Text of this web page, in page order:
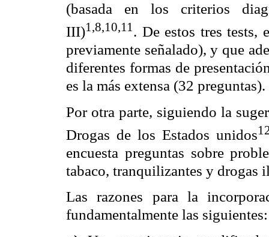
(basada en los criterios
III)1,8,10,11 . De estos tres
previamente señalado), y que
diferentes formas de
es la más extensa (32 preguntas).
Por otra parte, siguiendo la
Drogas de los Estados unidos
encuesta preguntas sobre
tabaco, tranquilizantes y drogas
Las razones para la
fundamentalmente las siguientes: